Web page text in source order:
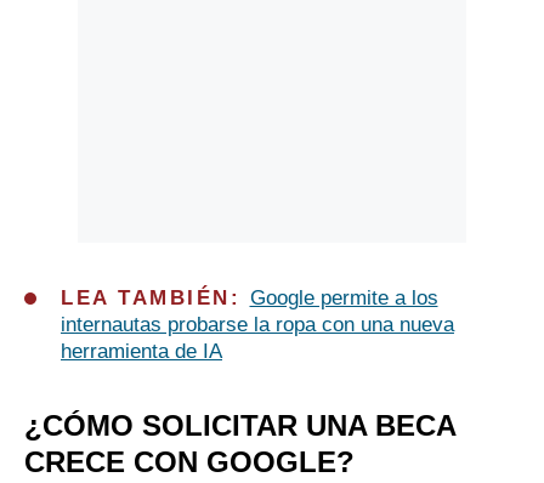
LEA TAMBIÉN: Google permite a los
internautas probarse la ropa con una nueva
herramienta de IA
¿CÓMO SOLICITAR UNA BECA
CRECE CON GOOGLE?